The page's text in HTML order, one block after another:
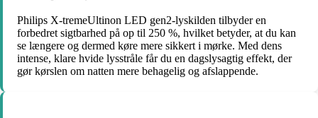
Philips X-tremeUltinon LED gen2-lyskilden tilbyder en
forbedret sigtbarhed på op til 250 %, hvilket betyder, at du kan
se længere og dermed køre mere sikkert i mørke. Med dens
intense, klare hvide lysstråle får du en dagslysagtig effekt, der
gør kørslen om natten mere behagelig og afslappende.